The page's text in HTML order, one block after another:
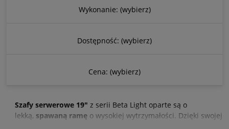
Wykonanie: (wybierz)
Dostępność: (wybierz)
Cena: (wybierz)
Szafy serwerowe 19" z serii Beta Light oparte są o
lekką, spawaną ramę o wysokiej wytrzymałości. Dzięki swojej